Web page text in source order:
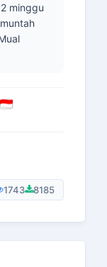
minggu
1743 8185